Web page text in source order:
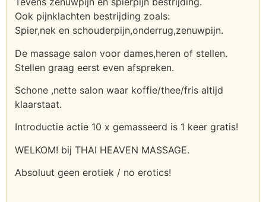
Ook pijnklachten bestrijding zoals:
Spier,nek en schouderpijn,onderrug,zenuwpijn.
De massage salon voor dames,heren of stellen.
Stellen graag eerst even afspreken.
Schone ,nette salon waar koffie/thee/fris altijd
klaarstaat.
Introductie actie 10 x gemasseerd is 1 keer gratis!
WELKOM! bij THAI HEAVEN MASSAGE.
Absoluut geen erotiek / no erotics!